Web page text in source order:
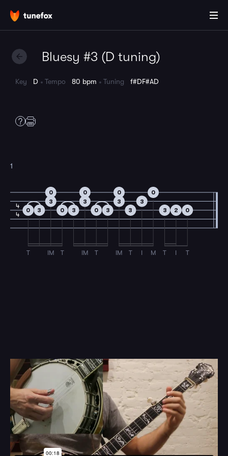
Bluesy #3 (D tuning)
Key D Tempo 80 bpm Tuning f#DF#AD
1
4
4
0
T
3
3
IM
0
0
T
3
3
IM
0
0
T
3
3
IM
0
3
T
3
I
0
M
3
T
2
I
0
T